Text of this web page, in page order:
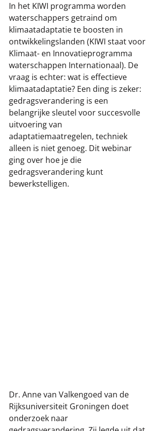
In het KIWI programma worden
waterschappers getraind om
klimaatadaptatie te boosten in
ontwikkelingslanden (KIWI staat voor
Klimaat- en Innovatieprogramma
waterschappen Internationaal). De
vraag is echter: wat is effectieve
klimaatadaptatie? Een ding is zeker:
gedragsverandering is een
belangrijke sleutel voor succesvolle
uitvoering van
adaptatiemaatregelen, techniek
alleen is niet genoeg. Dit webinar
ging over hoe je die
gedragsverandering kunt
bewerkstelligen.
Dr. Anne van Valkengoed van de
Rijksuniversiteit Groningen doet
onderzoek naar